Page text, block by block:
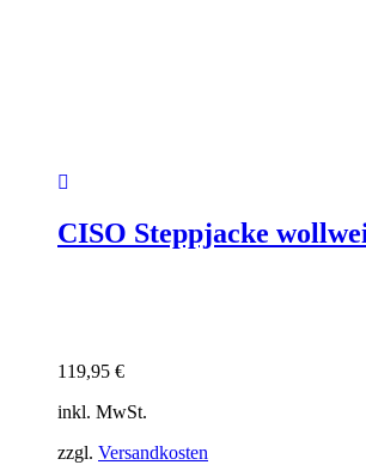
CISO Steppjacke
119,95 €
inkl. MwSt.
zzgl. Versandkosten